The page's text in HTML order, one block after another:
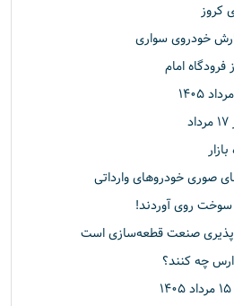
کروز
خودروی سواری
امام
صوری خودروهای وارداتی
سوخت روی آوردند!
صنعت قطعه‌سازی است
چه کنند؟